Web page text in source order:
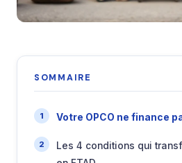
SOMMAIRE
Votre OPCO ne finance
Les 4 conditions qui